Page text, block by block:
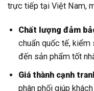
trực tiếp tại Việt Nam,
Chất lượng đảm
chuẩn quốc tế, kiểm
đến sản phẩm tốt
Giá thành cạnh
phân phối giúp